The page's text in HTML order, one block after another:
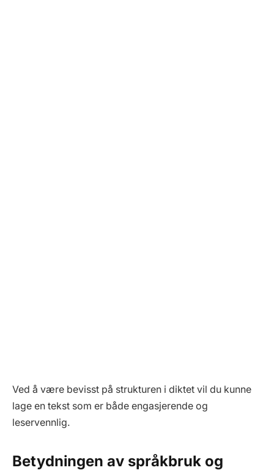
Ved å være bevisst på strukturen i diktet vil du kunne
lage en tekst som er både engasjerende og
leservennlig.
Betydningen av språkbruk og